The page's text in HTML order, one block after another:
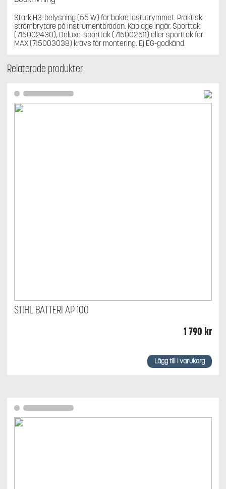
Stark H3-belysning (55 W) för bakre lastutrymmet. Praktisk
strömbrytare på instrumentbrädan. Kablage ingår. Sporttak
(715002430), Deluxe-sporttak (715002511) eller sporttak för
MAX (715003038) krävs för montering. Ej EG-godkänd.
Relaterade produkter
STIHL BATTERI AP 100
1 790 kr
Lägg till i varukorg